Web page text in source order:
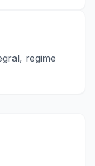
regime